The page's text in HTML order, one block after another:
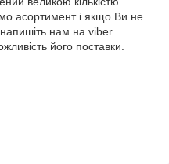
асортимент і якщо Ви не
нам на viber
його поставки.